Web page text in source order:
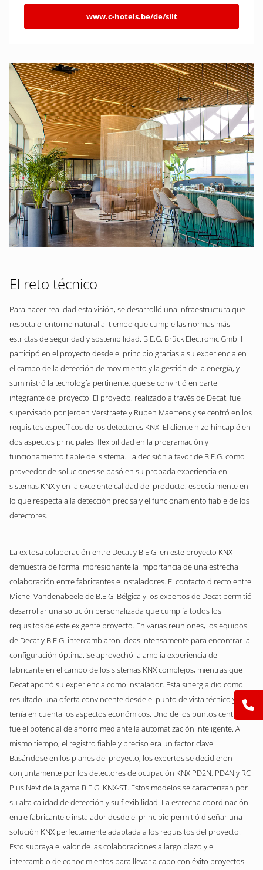
www.c-hotels.be/de/silt
El reto técnico
Para hacer realidad esta visión, se desarrolló una infraestructura que
respeta el entorno natural al tiempo que cumple las normas más
estrictas de seguridad y sostenibilidad. B.E.G. Brück Electronic GmbH
participó en el proyecto desde el principio gracias a su experiencia en
el campo de la detección de movimiento y la gestión de la energía, y
suministró la tecnología pertinente, que se convirtió en parte
integrante del proyecto. El proyecto, realizado a través de Decat, fue
supervisado por Jeroen Verstraete y Ruben Maertens y se centró en los
requisitos específicos de los detectores KNX. El cliente hizo hincapié en
dos aspectos principales: flexibilidad en la programación y
funcionamiento fiable del sistema. La decisión a favor de B.E.G. como
proveedor de soluciones se basó en su probada experiencia en
sistemas KNX y en la excelente calidad del producto, especialmente en
lo que respecta a la detección precisa y el funcionamiento fiable de los
detectores.
La exitosa colaboración entre Decat y B.E.G. en este proyecto KNX
demuestra de forma impresionante la importancia de una estrecha
colaboración entre fabricantes e instaladores. El contacto directo entre
Michel Vandenabeele de B.E.G. Bélgica y los expertos de Decat permitió
desarrollar una solución personalizada que cumplía todos los
requisitos de este exigente proyecto. En varias reuniones, los equipos
de Decat y B.E.G. intercambiaron ideas intensamente para encontrar la
configuración óptima. Se aprovechó la amplia experiencia del
fabricante en el campo de los sistemas KNX complejos, mientras que
Decat aportó su experiencia como instalador. Esta sinergia dio como
resultado una oferta convincente desde el punto de vista técnico y que
tenía en cuenta los aspectos económicos. Uno de los puntos centrales
fue el potencial de ahorro mediante la automatización inteligente. Al
mismo tiempo, el registro fiable y preciso era un factor clave.
Basándose en los planes del proyecto, los expertos se decidieron
conjuntamente por los detectores de ocupación KNX PD2N, PD4N y RC
Plus Next de la gama B.E.G. KNX-ST. Estos modelos se caracterizan por
su alta calidad de detección y su flexibilidad. La estrecha coordinación
entre fabricante e instalador desde el principio permitió diseñar una
solución KNX perfectamente adaptada a los requisitos del proyecto.
Esto subraya el valor de las colaboraciones a largo plazo y el
intercambio de conocimientos para llevar a cabo con éxito proyectos